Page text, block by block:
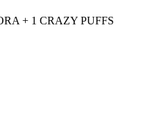
+ 1 CRAZY PUFFS